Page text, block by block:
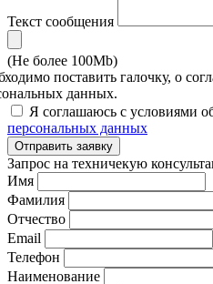
Текст сообщения
(Не более 100Mb)
поставить галочку, о
данных.
Я соглашаюсь с условиями
персональных данных
Отправить заявку
Запрос на техничекую
Имя
Фамилия
Отчество
Email
Телефон
Наименование